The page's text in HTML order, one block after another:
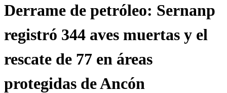
Derrame de petróleo: Sernanp
registró 344 aves muertas y el
rescate de 77 en áreas
protegidas de Ancón